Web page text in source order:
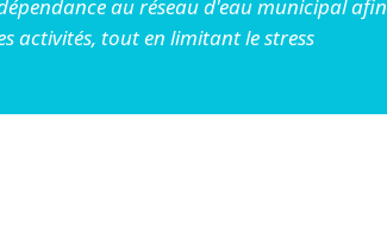
au réseau d'eau municipal afin
activités, tout en limitant le stress